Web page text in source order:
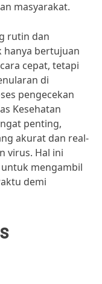
masyarakat.
rutin dan
hanya bertujuan
cepat, tetapi
di
pengecekan
Kesehatan
penting,
akurat dan real-
virus. Hal ini
mengambil
demi